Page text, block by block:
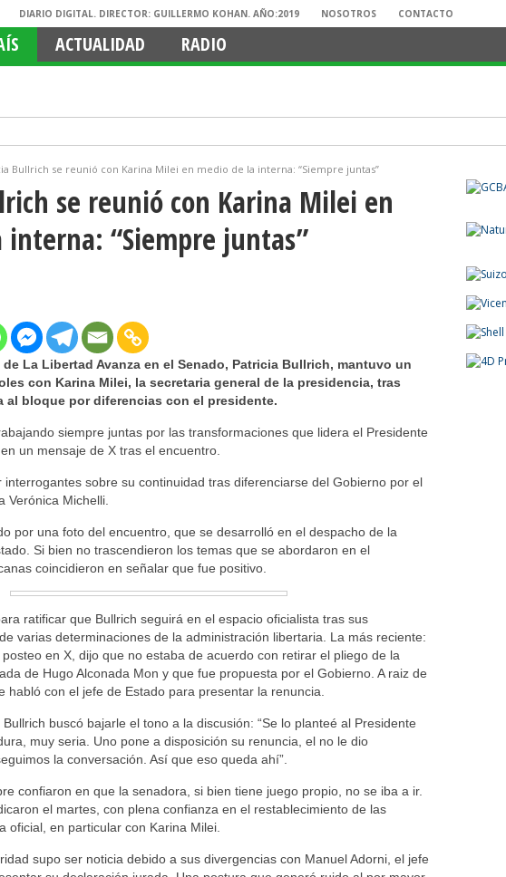
DIARIO DIGITAL. DIRECTOR: GUILLERMO KOHAN. AÑO:2019 NOSOTROS CONTACTO
ACTUALIDAD RADIO
Bullrich se reunió con Karina Milei en medio de la interna: “Siempre juntas”
se reunió con Karina Milei en
interna: “Siempre juntas”
La Libertad Avanza en el Senado, Patricia Bullrich, mantuvo un
con Karina Milei, la secretaria general de la presidencia, tras
al bloque por diferencias con el presidente.
siempre juntas por las transformaciones que lidera el Presidente
un mensaje de X tras el encuentro.
interrogantes sobre su continuidad tras diferenciarse del Gobierno por el
Verónica Michelli.
por una foto del encuentro, que se desarrolló en el despacho de la
Si bien no trascendieron los temas que se abordaron en el
coincidieron en señalar que fue positivo.
ratificar que Bullrich seguirá en el espacio oficialista tras sus
varias determinaciones de la administración libertaria. La más reciente:
en X, dijo que no estaba de acuerdo con retirar el pliego de la
de Hugo Alconada Mon y que fue propuesta por el Gobierno. A raiz de
habló con el jefe de Estado para presentar la renuncia.
buscó bajarle el tono a la discusión: “Se lo planteé al Presidente
muy seria. Uno pone a disposición su renuncia, el no le dio
la conversación. Así que eso queda ahí”.
confiaron en que la senadora, si bien tiene juego propio, no se iba a ir.
el martes, con plena confianza en el restablecimiento de las
oficial, en particular con Karina Milei.
supo ser noticia debido a sus divergencias con Manuel Adorni, el jefe